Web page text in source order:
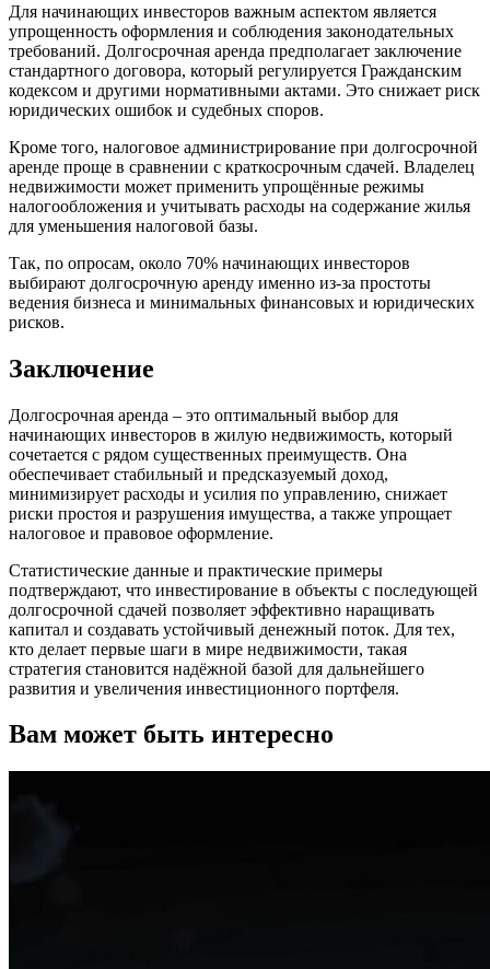
Для начинающих инвесторов важным аспектом является
упрощенность оформления и соблюдения законодательных
требований. Долгосрочная аренда предполагает заключение
стандартного договора, который регулируется Гражданским
кодексом и другими нормативными актами. Это снижает риск
юридических ошибок и судебных споров.
Кроме того, налоговое администрирование при долгосрочной
аренде проще в сравнении с краткосрочным сдачей. Владелец
недвижимости может применить упрощённые режимы
налогообложения и учитывать расходы на содержание жилья
для уменьшения налоговой базы.
Так, по опросам, около 70% начинающих инвесторов
выбирают долгосрочную аренду именно из-за простоты
ведения бизнеса и минимальных финансовых и юридических
рисков.
Заключение
Долгосрочная аренда – это оптимальный выбор для
начинающих инвесторов в жилую недвижимость, который
сочетается с рядом существенных преимуществ. Она
обеспечивает стабильный и предсказуемый доход,
минимизирует расходы и усилия по управлению, снижает
риски простоя и разрушения имущества, а также упрощает
налоговое и правовое оформление.
Статистические данные и практические примеры
подтверждают, что инвестирование в объекты с последующей
долгосрочной сдачей позволяет эффективно наращивать
капитал и создавать устойчивый денежный поток. Для тех,
кто делает первые шаги в мире недвижимости, такая
стратегия становится надёжной базой для дальнейшего
развития и увеличения инвестиционного портфеля.
Вам может быть интересно